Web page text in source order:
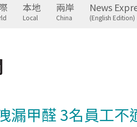
本地
Local
兩岸
China
News
(English Edition)
漏甲醛 3名員工不